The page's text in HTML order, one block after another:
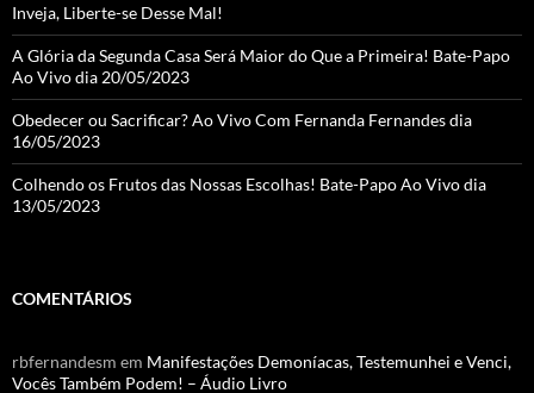
Inveja, Liberte-se Desse Mal!
A Glória da Segunda Casa Será Maior do Que a Primeira! Bate-Papo
Ao Vivo dia 20/05/2023
Obedecer ou Sacrificar? Ao Vivo Com Fernanda Fernandes dia
16/05/2023
Colhendo os Frutos das Nossas Escolhas! Bate-Papo Ao Vivo dia
13/05/2023
COMENTÁRIOS
rbfernandesm em Manifestações Demoníacas, Testemunhei e Venci,
Vocês Também Podem! – Áudio Livro